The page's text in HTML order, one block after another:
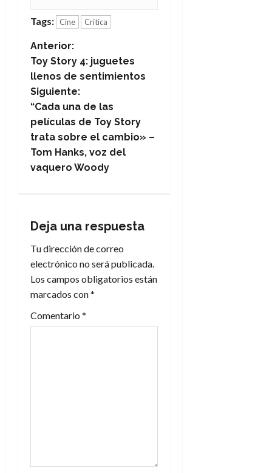
Tags: Cine Crítica
N
a
v
e
g
a
i
ó
n
e
Anterior:
Toy Story 4: juguetes
llenos de sentimientos
Siguiente:
“Cada una de las
películas de Toy Story
trata sobre el cambio» –
Tom Hanks, voz del
vaquero Woody
Deja una respuesta
Tu dirección de correo
electrónico no será publicada.
Los campos obligatorios están
marcados con*
Comentario *